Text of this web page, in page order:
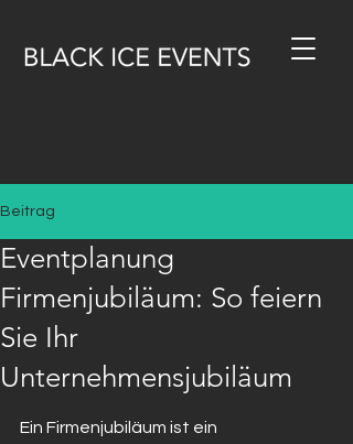
Beitrag
Eventplanung
Firmenjubiläum: So feiern
Sie Ihr
Unternehmensjubiläum
Ein Firmenjubiläum ist ein